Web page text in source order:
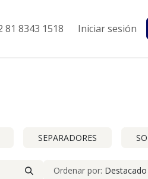
81 8343 1518 Iniciar sesión
SEPARADORES
Ordenar por: Destacado